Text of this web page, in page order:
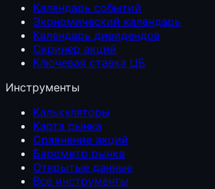
Календарь событий
Экономический календарь
Календарь дивидендов
Скринер акций
Ключевая ставка ЦБ
Инструменты
Калькуляторы
Карта рынка
Сравнение акций
Барометр рынка
Открытые данные
Все инструменты